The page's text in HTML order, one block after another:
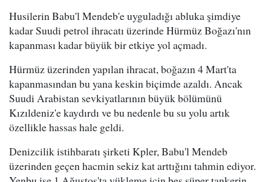
Husilerin Babu'l Mendeb'e uyguladığı abluka şimdiye
kadar Suudi petrol ihracatı üzerinde Hürmüz Boğazı'nın
kapanması kadar büyük bir etkiye yol açmadı.
Hürmüz üzerinden yapılan ihracat, boğazın 4 Mart'ta
kapanmasından bu yana keskin biçimde azaldı. Ancak
Suudi Arabistan sevkiyatlarının büyük bölümünü
Kızıldeniz'e kaydırdı ve bu nedenle bu su yolu artık
özellikle hassas hale geldi.
Denizcilik istihbaratı şirketi Kpler, Babu'l Mendeb
üzerinden geçen hacmin sekiz kat arttığını tahmin ediyor.